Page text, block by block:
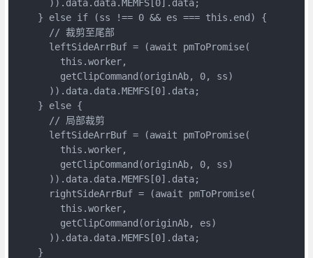
      )).data.data.MEMFS[0].data;
    } else if (ss !== 0 && es === this.end) {
      // 裁剪至尾部
      leftSideArrBuf = (await pmToPromise(
        this.worker,
        getClipCommand(originAb, 0, ss)
      )).data.data.MEMFS[0].data;
    } else {
      // 局部裁剪
      leftSideArrBuf = (await pmToPromise(
        this.worker,
        getClipCommand(originAb, 0, ss)
      )).data.data.MEMFS[0].data;
      rightSideArrBuf = (await pmToPromise(
        this.worker,
        getClipCommand(originAb, es)
      )).data.data.MEMFS[0].data;
    }